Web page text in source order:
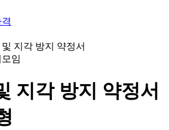
지각 방지 약정서
모임
지각 방지 약정서